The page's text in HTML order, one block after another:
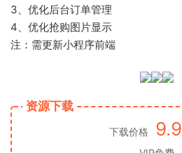
3、优化后台订单管理
4、优化抢购图片显示
注：需更新小程序前端
资源下载
下载价格 9.9